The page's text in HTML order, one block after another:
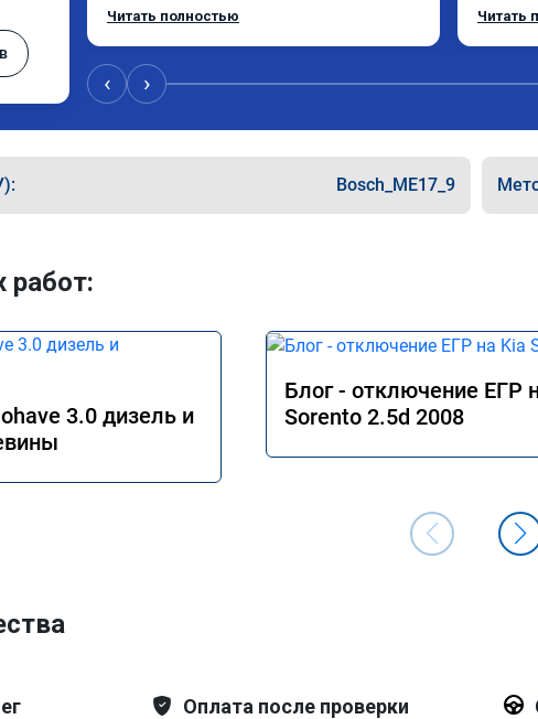
существенно чувствуется и
15 город, уже три дня катаюсь, держит 12-
12.5. Коробка перестала подпинывать при
Читать полностью
режим
Читать
‹ ›
Bosch_ME17_9
3.0 дизель и
Блог - отключение ЕГР
Sorento 2.5d 2008
Оплата после проверки